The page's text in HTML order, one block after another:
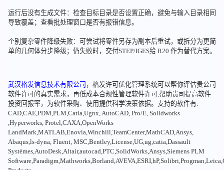
运行后没有生成文件：检查目标目录是否设置正确，避免与输入目录相同
导致覆盖；查看批处理窗口是否有报错信息。
个别复杂零件降级失败：可尝试将零件另存为副本后重试，或拆分为更简
单的几何体分步降级；仍失败时，交付STEP/IGES给 R20 作为替代方案。
武汉格发信息技术有限公司 ，格发许可优化管理系统可以帮你评估贵公司
软件许可的真实需求，再低成本合规性管理软件许可,帮助贵司提高软件
投资回报率，为软件采购、使用提供科学决策依据。支持的软件有:
CAD,CAE,PDM,PLM,Catia,Ugnx, AutoCAD, Pro/E, Solidworks
,Hyperworks, Protel,CAXA,OpenWorks
LandMark,MATLAB,Enovia,Winchill,TeamCenter,MathCAD,Ansys,
Abaqus,ls-dyna, Fluent, MSC,Bentley,License,UG,ug,catia,Dassault
Systèmes,AutoDesk,Altair,autocad,PTC,SolidWorks,Ansys,Siemens PLM